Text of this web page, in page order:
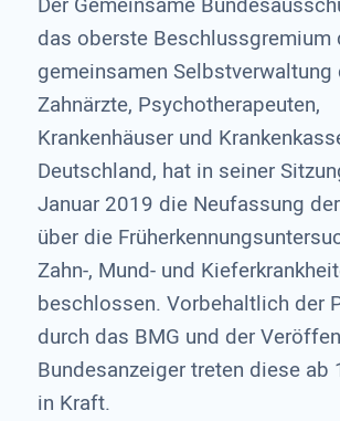
das oberste Beschlussgremium
gemeinsamen Selbstverwaltung
Zahnärzte, Psychotherapeuten,
Krankenhäuser und
Deutschland, hat in seiner
Januar 2019 die Neufassung
über die
Zahn-, Mund- und
beschlossen. Vorbehaltlich der
durch das BMG und der
Bundesanzeiger treten diese ab
in Kraft.